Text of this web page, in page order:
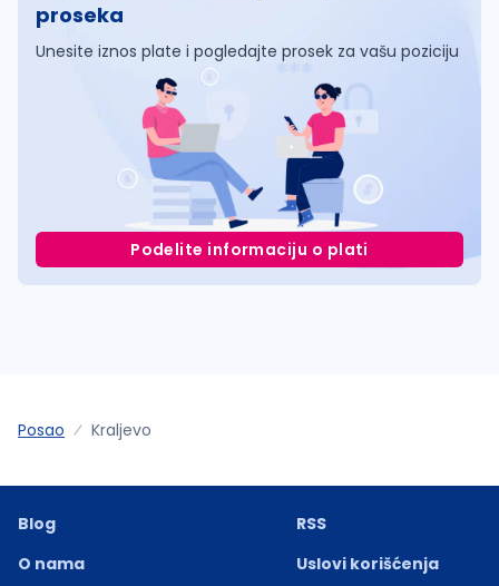
proseka
Unesite iznos plate i pogledajte prosek za vašu poziciju
Podelite informaciju o plati
Posao Kraljevo
Blog
O nama
RSS
Uslovi korišćenja